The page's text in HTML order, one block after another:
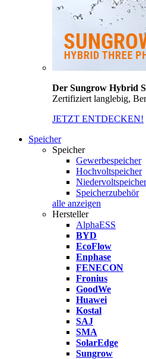
Der Sungrow Hybrid
Zertifiziert langlebig,
JETZT ENTDECKEN!
Speicher
Speicher
Gewerbespeicher
Hochvoltspeicher
Niedervoltspeicher
Speicherzubehör
alle anzeigen
Hersteller
AlphaESS
BYD
EcoFlow
Enphase
FENECON
Fronius
GoodWe
Huawei
Kostal
SAJ
SMA
SolarEdge
Sungrow